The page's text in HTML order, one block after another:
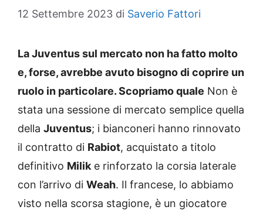
12 Settembre 2023 di Saverio Fattori
La Juventus sul mercato non ha fatto molto
e, forse, avrebbe avuto bisogno di coprire un
ruolo in particolare. Scopriamo quale Non è
stata una sessione di mercato semplice quella
della Juventus; i bianconeri hanno rinnovato
il contratto di Rabiot, acquistato a titolo
definitivo Milik e rinforzato la corsia laterale
con l’arrivo di Weah. Il francese, lo abbiamo
visto nella scorsa stagione, è un giocatore